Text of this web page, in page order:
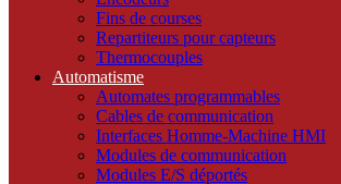
Fins de courses
Repartiteurs pour capteurs
Thermocouples
Automatisme
Automates programmables
Cables de communication
Interfaces Homme-Machine HMI
Modules de communication
Modules E/S déportés